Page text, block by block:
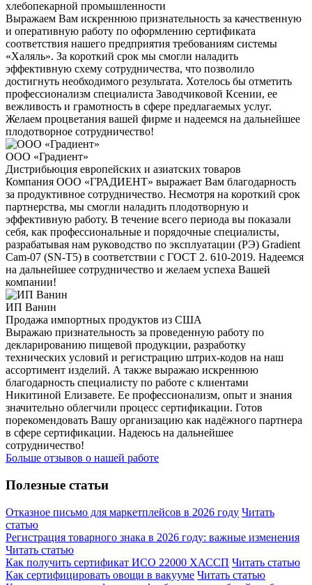
хлебопекарной промышленности
Выражаем Вам искреннюю признательность за качественную
и оперативную работу по оформлению сертификата
соответствия нашего предприятия требованиям системы
«Халяль». За короткий срок мы смогли наладить
эффективную схему сотрудничества, что позволило
достигнуть необходимого результата. Хотелось бы отметить
профессионализм специалиста Заводчиковой Ксении, ее
вежливость и грамотность в сфере предлагаемых услуг.
Желаем процветания вашей фирме и надеемся на дальнейшее
плодотворное сотрудничество!
ООО «Градиент»
Дистрибьюция европейских и азиатских товаров
Компания ООО «ГРАДИЕНТ» выражает Вам благодарность
за продуктивное сотрудничество. Несмотря на короткий срок
партнерства, мы смогли наладить плодотворную и
эффективную работу. В течение всего периода вы показали
себя, как профессиональные и порядочные специалисты,
разрабатывая нам руководство по эксплуатации (РЭ) Gradient
Cam-07 (SN-T5) в соответствии с ГОСТ 2. 610-2019. Надеемся
на дальнейшее сотрудничество и желаем успеха Вашей
компании!
ИП Ванин
Продажа импортных продуктов из США
Выражаю признательность за проведенную работу по
декларированию пищевой продукции, разработку
технических условий и регистрацию штрих-кодов на наш
ассортимент изделий. А также выражаю искреннюю
благодарность специалисту по работе с клиентами
Никитиной Елизавете. Ее профессионализм, опыт и знания
значительно облегчили процесс сертификации. Готов
порекомендовать Вашу организацию как надёжного партнера
в сфере сертификации. Надеюсь на дальнейшее
сотрудничество!
Больше отзывов о нашей работе
Полезные статьи
Отказное письмо для маркетплейсов в 2026 году Читать
статью
Регистрация товарного знака в 2026 году: важные изменения
Читать статью
Как получить сертификат ИСО 22000 ХАССП Читать статью
Как сертифицировать овощи в вакууме Читать статью